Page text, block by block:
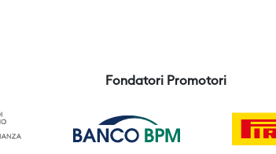
Fondatori Promotori